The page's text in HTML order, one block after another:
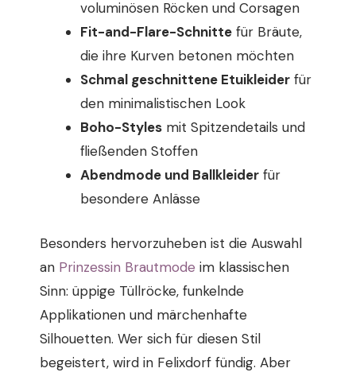
voluminösen Röcken und Corsagen
Fit-and-Flare-Schnitte für Bräute,
die ihre Kurven betonen möchten
Schmal geschnittene Etuikleider für
den minimalistischen Look
Boho-Styles mit Spitzendetails und
fließenden Stoffen
Abendmode und Ballkleider für
besondere Anlässe
Besonders hervorzuheben ist die Auswahl
an Prinzessin Brautmode im klassischen
Sinn: üppige Tüllröcke, funkelnde
Applikationen und märchenhafte
Silhouetten. Wer sich für diesen Stil
begeistert, wird in Felixdorf fündig. Aber